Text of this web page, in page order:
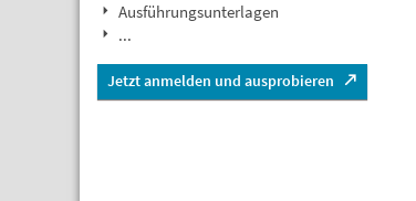
Ausführungsunterlagen
...
Jetzt anmelden und ausprobieren